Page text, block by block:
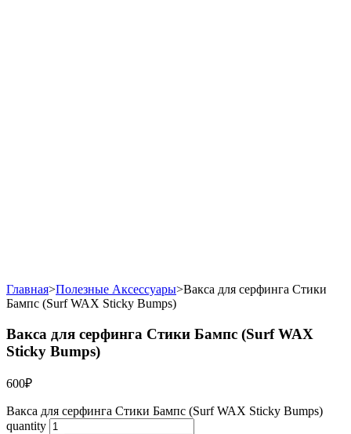
Главная>Полезные Аксессуары>Вакса для серфинга Стики
Бампс (Surf WAX Sticky Bumps)
Вакса для серфинга Стики Бампс (Surf WAX
Sticky Bumps)
600₽
Вакса для серфинга Стики Бампс (Surf WAX Sticky Bumps)
quantity